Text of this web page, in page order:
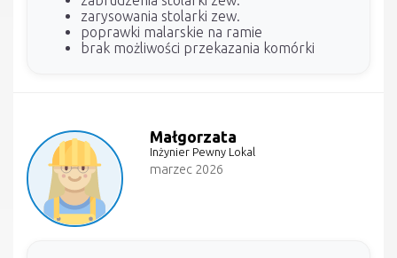
zarysowania stolarki zew.
poprawki malarskie na ramie
brak możliwości przekazania komórki
Małgorzata
Inżynier Pewny Lokal
marzec 2026